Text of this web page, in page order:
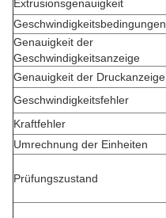
Extrusionsgenauigkeit
Geschwindigkeitsbedingungen
Genauigkeit der
Geschwindigkeitsanzeige
Genauigkeit der Druckanzeige
Geschwindigkeitsfehler
Kraftfehler
Umrechnung der Einheiten
Prüfungszustand